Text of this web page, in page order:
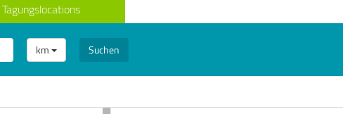
Tagungslocations
km Suchen